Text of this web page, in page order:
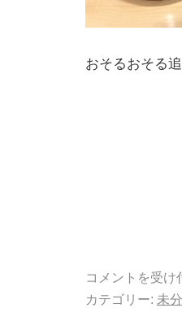
おそるおそる
コメントを受け
カテゴリー: 未